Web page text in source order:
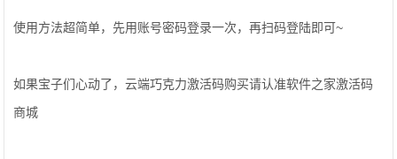
使用方法超简单，先用账号密码登录一次，再扫码登陆即可~
如果宝子们心动了，云端巧克力激活码购买请认准软件之家激活码
商城